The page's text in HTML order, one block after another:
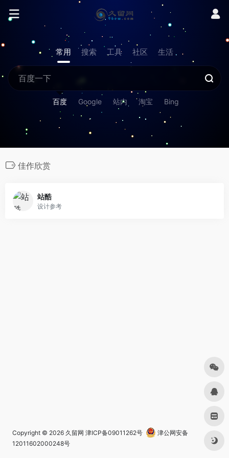
常用 搜索 工具 社区 生活
百度 Google 站内 淘宝 Bing
佳作欣赏
站酷
设计参考
Copyright © 2026 久留网 津ICP备09011262号
津公网安备
12011602000248号